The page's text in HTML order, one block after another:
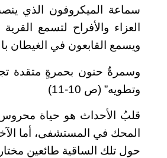
سماعة الميكروفون الذي
العزاء والأفراح لتسمع
ويسمع القابعون في الغيطان
وسمرةٌ حنون بحمرةٍ متقدة
وتطويه” (ص 10-11)
قلبُ الأحداث هو حياة
المحك في المستشفى، أما
حول تلك الساقية طائعين